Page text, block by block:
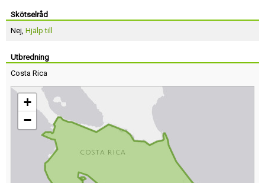
Skötselråd
Nej, Hjälp till
Utbredning
Costa Rica
+
−